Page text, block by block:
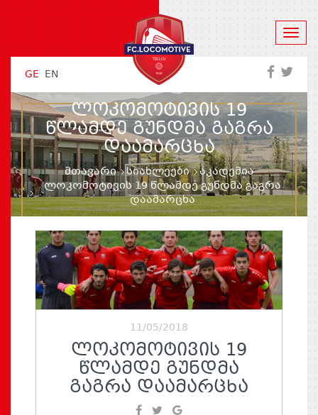
GE EN
ᲚᲝᲙᲝᲛᲝᲢᲘᲕᲘᲡ 19
ᲬᲚᲐᲛᲓᲔ ᲒᲣᲜᲓᲛᲐ ᲒᲐᲒᲠᲐ
ᲓᲐᲐᲛᲐᲠᲪᲮᲐ
მთავარი სიახლეები
აკადემია
ლოკომოტივის 19 წლამდე გუნდმა გაგრა
დაამარცხა
11/05/2018
ᲚᲝᲙᲝᲛᲝᲢᲘᲕᲘᲡ 19
ᲬᲚᲐᲛᲓᲔ ᲒᲣᲜᲓᲛᲐ
ᲒᲐᲒᲠᲐ ᲓᲐᲐᲛᲐᲠᲪᲮᲐ